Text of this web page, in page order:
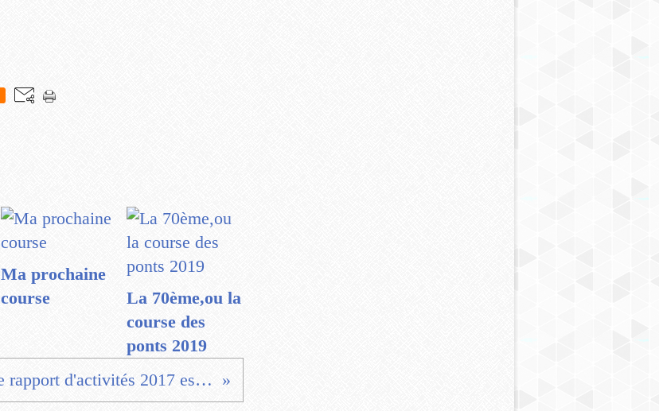
Ma prochaine
course
La 70ème,ou la
course des
ponts 2019
Le rapport d'activités 2017 est en ligne.